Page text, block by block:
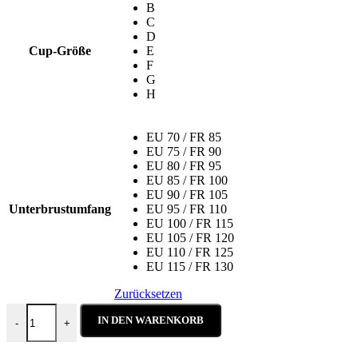
Cup-Größe
B
C
D
E
F
G
H
Unterbrustumfang
EU 70 / FR 85
EU 75 / FR 90
EU 80 / FR 95
EU 85 / FR 100
EU 90 / FR 105
EU 95 / FR 110
EU 100 / FR 115
EU 105 / FR 120
EU 110 / FR 125
EU 115 / FR 130
Zurücksetzen
-
Colette Espresso Martini Menge
+ IN DEN WARENKORB